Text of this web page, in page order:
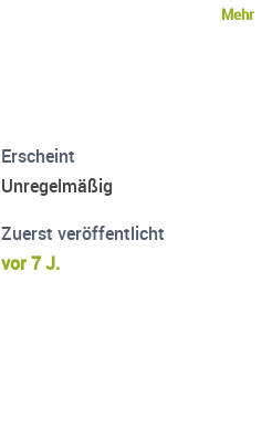
Mehr
Erscheint
Unregelmäßig
Zuerst veröffentlicht
vor 7 J.